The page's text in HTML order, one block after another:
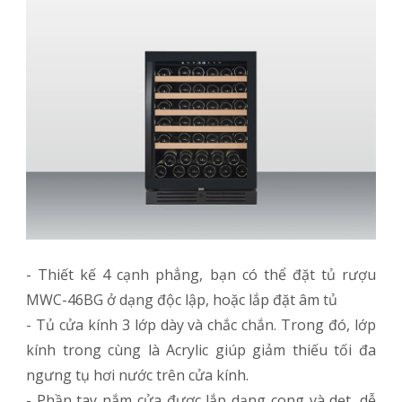
- Thiết kế 4 cạnh phẳng, bạn có thể đặt tủ rượu
MWC-46BG ở dạng độc lập, hoặc lắp đặt âm tủ
- Tủ cửa kính 3 lớp dày và chắc chắn. Trong đó, lớp
kính trong cùng là Acrylic giúp giảm thiếu tối đa
ngưng tụ hơi nước trên cửa kính.